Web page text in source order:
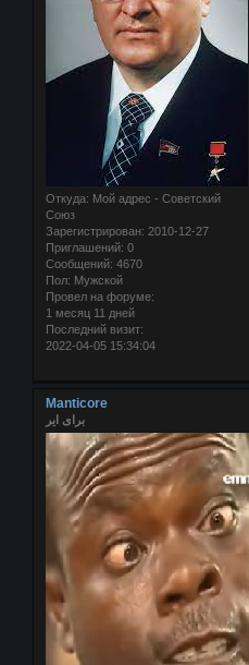
Откуда: Мой адрес - Советский
Союз
Зарегистрирован: 2010-12-27
Приглашений: 0
Сообщений: 4670
Пол: Мужской
Провел на форуме:
1 месяц 11 дней
Последний визит:
2022-04-05 15:34:04
Manticore
برای ایر